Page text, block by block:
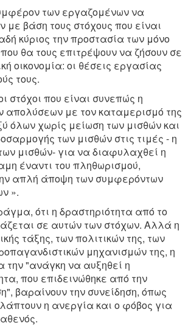
των εργαζομένων να
με βάση τους στόχους που είναι
κύριος την προστασία των μόνο
θα τους επιτρέψουν να ζήσουν σε
οικονομία: οι θέσεις εργασίας
τους.
στόχοι που είναι συνεπώς η
απολύσεων με τον καταμερισμό της
όλων χωρίς μείωση των μισθών και
των μισθών στις τιμές - η
μισθών- για να διαφυλαχθεί η
έναντι του πληθωρισμού,
απλή άποψη των συμφερόντων
».
ότι η δραστηριότητα από το
σε αυτών των στόχων. Αλλά η
τάξης, των πολιτικών της, των
μηχανισμών της, η
"ανάγκη να αυξηθεί η
που επιδεινώθηκε από την
βαραίνουν την συνείδηση, όπως
η ανεργία και ο φόβος για